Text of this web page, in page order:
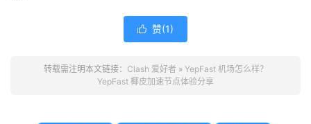
 赞(1)
转载需注明本文链接： Clash 爱好者 » YepFast 机场怎么样？
YepFast 椰皮加速节点体验分享